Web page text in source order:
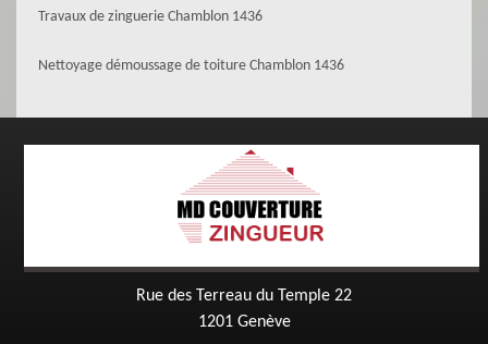
Travaux de zinguerie Chamblon 1436
Nettoyage démoussage de toiture Chamblon 1436
Rue des Terreau du Temple 22
1201 Genève